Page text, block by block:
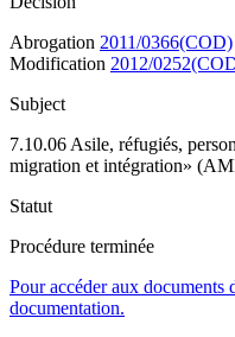
Abrogation 2011/0366(COD)
Modification 2012/
Subject
7.10.06 Asile, réfugiés,
migration et intégration»
Statut
Procédure terminée
Pour accéder aux
documentation.